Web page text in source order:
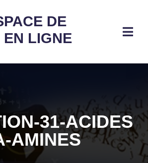
DE
EN LIGNE
31-ACIDES
AMINES